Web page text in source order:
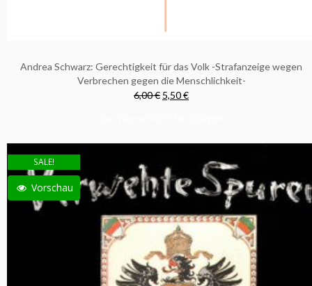
Andrea Schwarz: Gerechtigkeit für das Volk -Strafanzeige wegen
Verbrechen gegen die Menschlichkeit-
6,00 € 5,50 €
SALE!
Vorschau